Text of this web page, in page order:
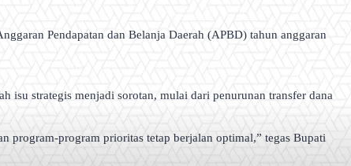
Pendapatan dan Belanja Daerah (APBD) tahun anggaran
isu strategis menjadi sorotan, mulai dari penurunan transfer dana
program-program prioritas tetap berjalan optimal,” tegas Bupati